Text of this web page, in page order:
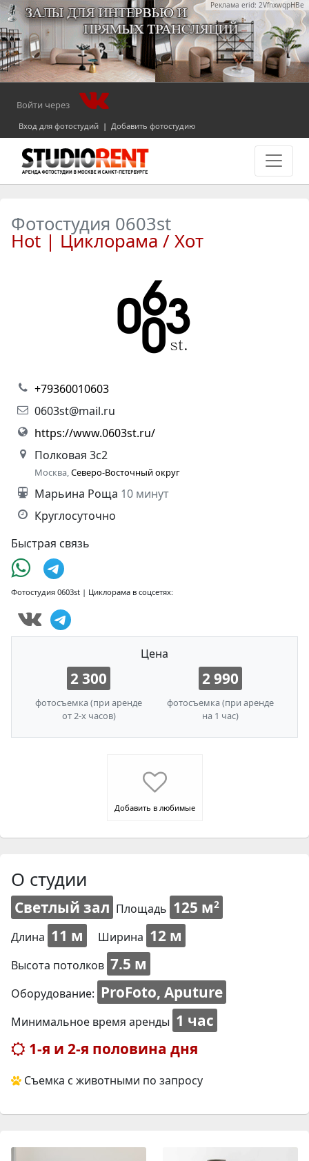
Реклама erid: 2VfnxwqpHBe
Войти через
Вход для фотостудий | Добавить фотостудию
Фотостудия 0603st
Hot | Циклорама / Хот
+79360010603
0603st@mail.ru
https://www.0603st.ru/
Полковая 3с2
Москва,Северо-Восточный округ
Марьина Роща 10 минут
Круглосуточно
Быстрая связь
Фотостудия 0603st | Циклорама в соцсетях:
Цена
2 300
фотосъемка (при аренде
от 2-х часов)
2 990
фотосъемка (при аренде
на 1 час)
Добавить в любимые
О студии
Светлый зал Площадь 125 м2
Длина 11 м Ширина 12 м
Высота потолков 7.5 м
Оборудование: ProFoto, Aputure
Минимальное время аренды 1 час
1-я и 2-я половина дня
Съемка с животными по запросу